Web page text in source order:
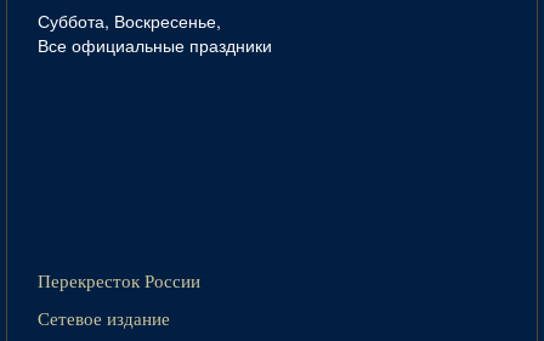
Суббота, Воскресенье,
Все официальные праздники
Перекресток России
Сетевое издание